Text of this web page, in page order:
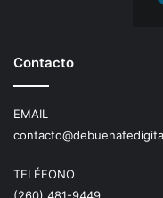
Contacto
EMAIL
TELÉFONO